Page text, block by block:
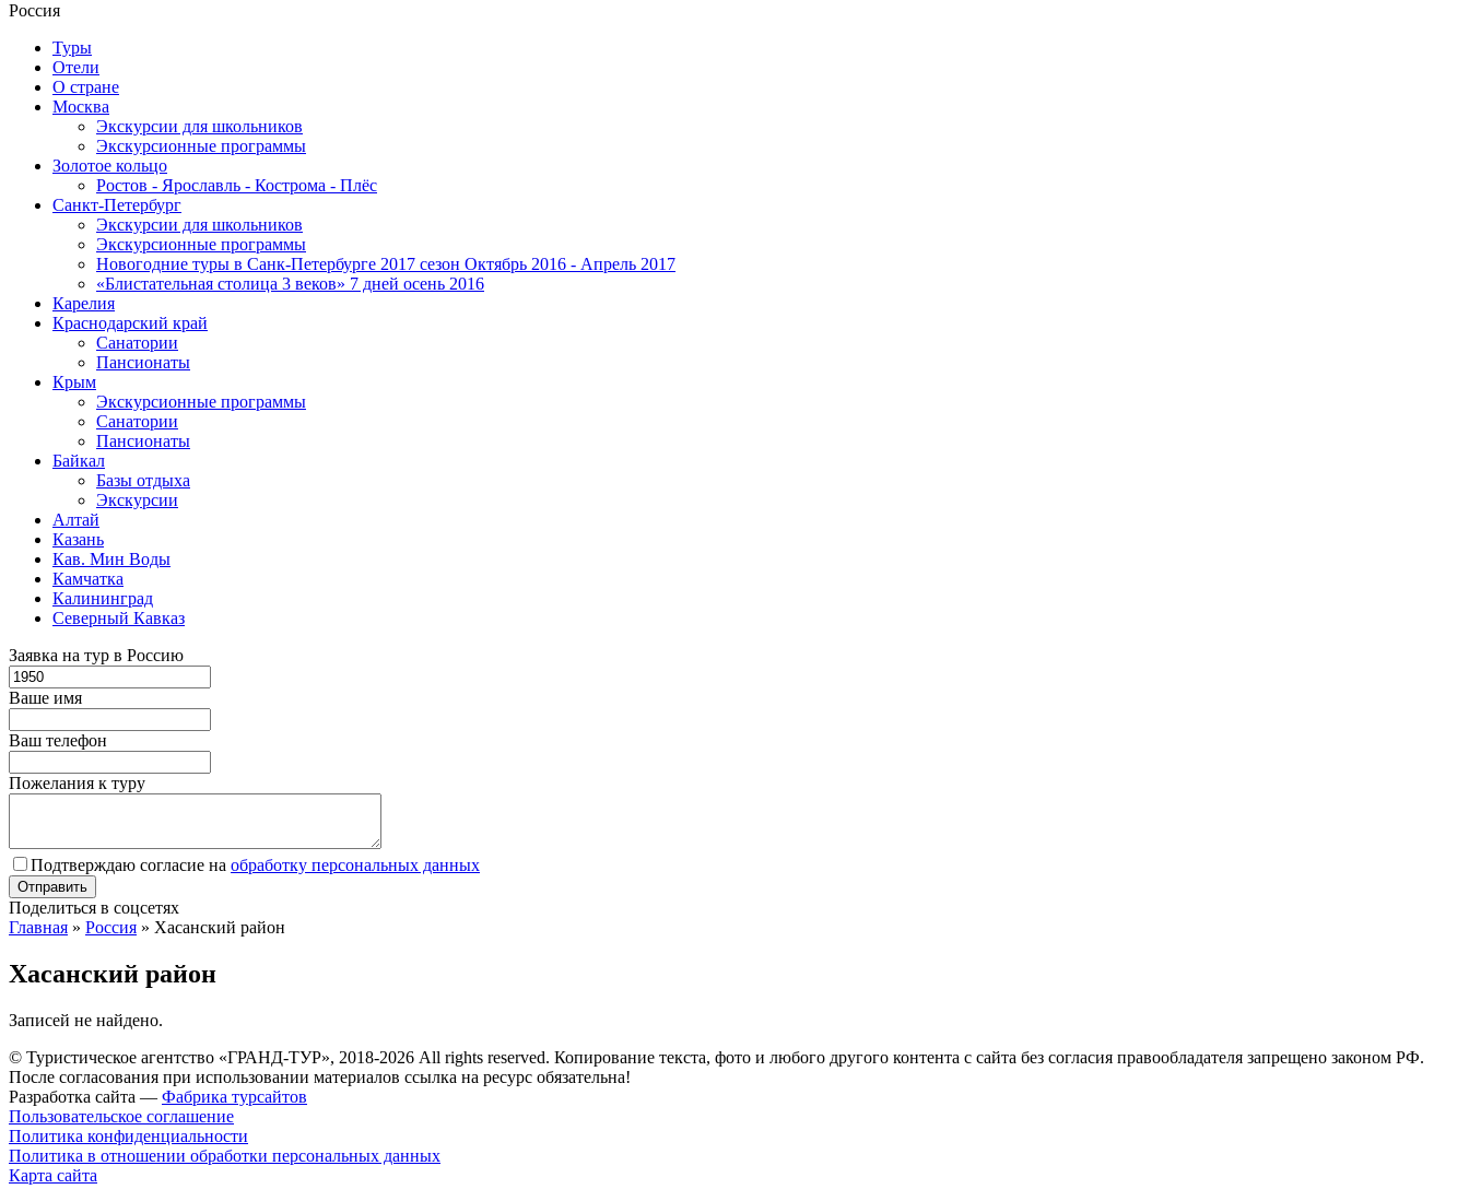
Россия
Туры
Отели
О стране
Москва
Экскурсии для школьников
Экскурсионные программы
Золотое кольцо
Ростов - Ярославль - Кострома - Плёс
Санкт-Петербург
Экскурсии для школьников
Экскурсионные программы
Новогодние туры в Санк-Петербурге 2017 сезон Октябрь 2016 - Апрель 2017
«Блистательная столица 3 веков» 7 дней осень 2016
Карелия
Краснодарский край
Санатории
Пансионаты
Крым
Экскурсионные программы
Санатории
Пансионаты
Байкал
Базы отдыха
Экскурсии
Алтай
Казань
Кав. Мин Воды
Камчатка
Калининград
Северный Кавказ
Заявка на тур в Россию
Ваше имя
Ваш телефон
Пожелания к туру
Подтверждаю согласие на обработку персональных данных
Поделиться в соцсетях
Главная » Россия » Хасанский район
Хасанский район
Записей не найдено.
© Туристическое агентство «ГРАНД-ТУР», 2018-2026 All rights reserved. Копирование текста, фото и любого другого контента с сайта без согласия правообладателя запрещено законом РФ.
После согласования при использовании материалов ссылка на ресурс обязательна!
Разработка сайта — Фабрика турсайтов
Пользовательское соглашение
Политика конфиденциальности
Политика в отношении обработки персональных данных
Карта сайта